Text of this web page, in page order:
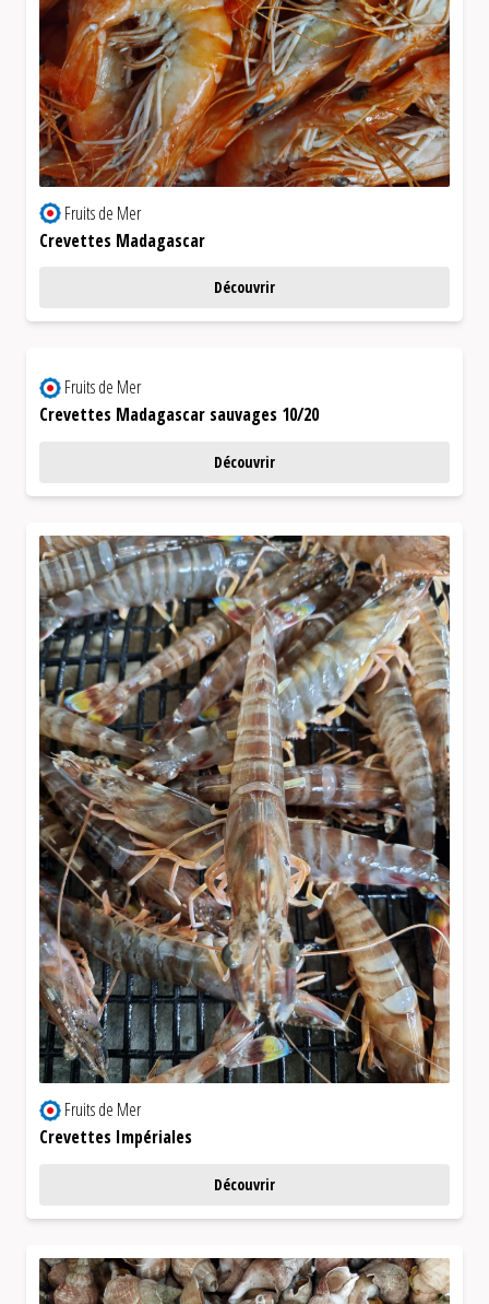
Fruits de Mer
Crevettes Madagascar
Découvrir
Fruits de Mer
Crevettes Madagascar sauvages 10/20
Découvrir
Fruits de Mer
Crevettes Impériales
Découvrir